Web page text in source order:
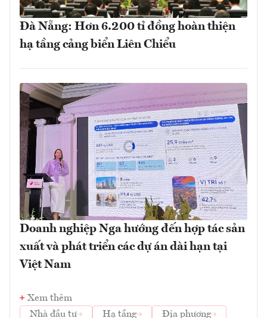
Đà Nẵng: Hơn 6.200 tỉ đồng hoàn thiện
hạ tầng cảng biển Liên Chiểu
Doanh nghiệp Nga hướng đến hợp tác sản
xuất và phát triển các dự án dài hạn tại
Việt Nam
Xem thêm
Nhà đầu tư
Hạ tầng Địa phương